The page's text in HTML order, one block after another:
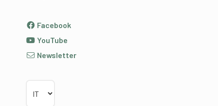
Facebook
YouTube
Newsletter